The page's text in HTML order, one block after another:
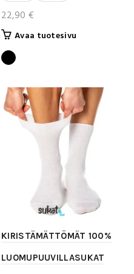
22,90 €
Avaa tuotesivu
muunnelma.
Voit
tehdä
valinnat
tuotteen
sivulla.
KIRISTÄMÄTTÖMÄT 100%
LUOMUPUUVILLASUKAT